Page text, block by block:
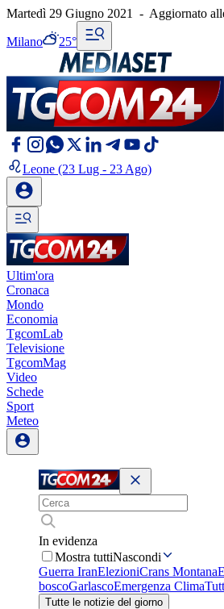
Martedì 29 Giugno 2021 - Aggiornato
Milano 25°
Leone (23 Lug - 23 Ago)
Ultim'ora
Cronaca
Mondo
Economia
TgcomLab
Televisione
TgcomMag
Video
Schede
Sport
Meteo
In evidenza
Mostra tuttiNascondi
Guerra IranElezioniCrans Montana
boscoGarlascoEmergenza Clima
Tutte le notizie del giorno